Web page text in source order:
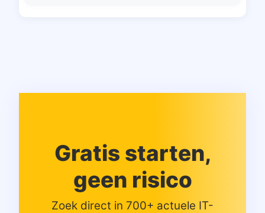
Gratis starten,
geen risico
Zoek direct in 700+ actuele IT-